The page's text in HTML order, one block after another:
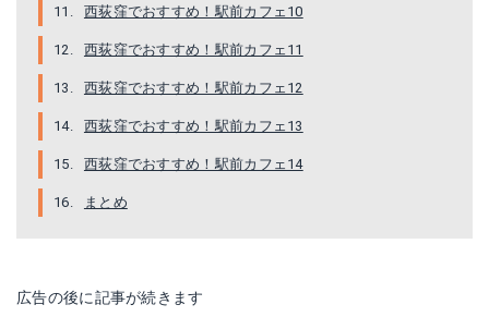
西荻窪でおすすめ！駅前カフェ10
西荻窪でおすすめ！駅前カフェ11
西荻窪でおすすめ！駅前カフェ12
西荻窪でおすすめ！駅前カフェ13
西荻窪でおすすめ！駅前カフェ14
まとめ
広告の後に記事が続きます